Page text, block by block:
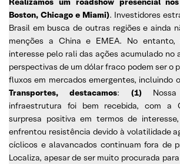
Boston, Chicago e Miami). Investidores
Brasil em busca de outras regiões e ainda
menções a China e EMEA. No entanto,
interesse pelo rali das ações acumulado no
perspectivas de um dólar fraco podem ser o
fluxos em mercados emergentes, incluindo
Transportes, destacamos: (1)Nossa
infraestrutura foi bem recebida, com a
surpresa positiva em termos de
enfrentou resistência devido à volatilidade
cíclicos e alavancados continuam fora de
Localiza, apesar de ser muito procurada